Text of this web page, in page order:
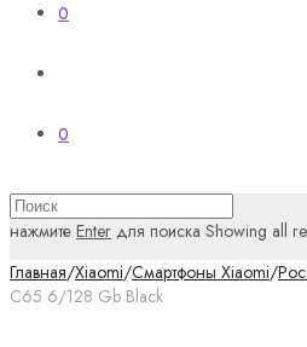
0
0
нажмите Enter для поиска Showing all
Главная/Xiaomi/Смартфоны Xiaomi/
C65 6/128 Gb Black